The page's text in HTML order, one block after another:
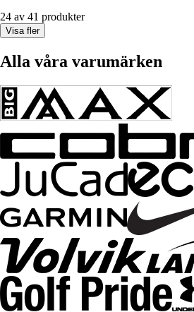
24 av 41 produkter
Visa fler
Alla våra varumärken